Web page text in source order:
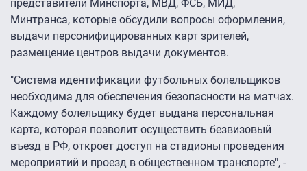
представители Минспорта, МВД, ФСБ, МИД,
Минтранса, которые обсудили вопросы оформления,
выдачи персонифицированных карт зрителей,
размещение центров выдачи документов.
"Система идентификации футбольных болельщиков
необходима для обеспечения безопасности на матчах.
Каждому болельщику будет выдана персональная
карта, которая позволит осуществить безвизовый
въезд в РФ, откроет доступ на стадионы проведения
мероприятий и проезд в общественном транспорте", -